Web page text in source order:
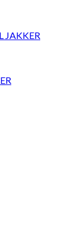
JAKKER